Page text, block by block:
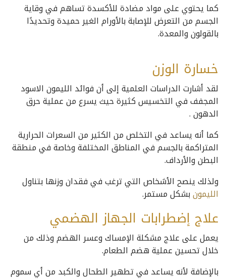
كما يحتوي على مواد مضادة للأكسدة تساهم في وقاية
الجسم من التعرض للإصابة بالأورام الغير حميدة وتحديدًا
بالقولون والمعدة.
خسارة الوزن
لقد أشارت الدراسات العلمية إلى أن فوائد الليمون الاسود
المجفف في التخسيس كثيرة حيث يسرع من عملية حرق
الدهون .
كما أنه يساعد في التخلص من الكثير من السعرات الحرارية
المتراكمة بالجسم في المناطق المختلفة وخاصة في منطقة
البطن والأرداف.
ولذلك ينصح الأشخاص التي ترغب في فقدان وزنها بتناول
الليمونبشكل مستمر.
علاج إضطرابات الجهاز الهضمي
يعمل على علاج مشكلة الإمساك وعسر الهضم وذلك من
خلال تحسين عملية هضم الطعام.
بالإضافة لأنه يساعد في تطهير الطحال والكبد من أي سموم